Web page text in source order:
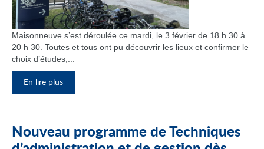
Maisonneuve s’est déroulée ce mardi, le 3 février de 18 h 30 à
20 h 30. Toutes et tous ont pu découvrir les lieux et confirmer le
choix d’études,...
En lire plus
Nouveau programme de Techniques